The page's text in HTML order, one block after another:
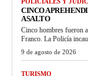
POLICIALES Y
CINCO
ASALTO
Cinco hombres fueron
Franco. La Policía
9 de agosto de 2026
TURISMO